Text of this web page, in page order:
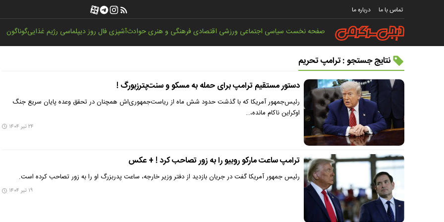
تماس با ما درباره ما
صفحه نخستسیاسی اجتماعی ورزشی اقتصادیفرهنگی و هنریحوادثآشپزیفال روزدیپلماسی رژیم غذاییگوناگون
نتایج جستجو : ترامپ تحریم
دستور مستقیم ترامپ برای حمله به مسکو و سنت‌پترزبورگ !
رئیس‌جمهور آمریکا که با گذشت حدود شش ماه از ریاست‌جمهوری‌اش همچنان در تحقق وعده پایان سریع جنگ
اوکراین ناکام مانده،…
۲۴ تیر ۱۴۰۴
ترامپ ساعت مارکو روبیو را به زور تصاحب کرد ! + عکس
رئیس جمهور آمریکا گفت در جریان بازدید از دفتر وزیر خارجه، ساعت پدربزرگ او را به زور تصاحب کرده است.
۱۹ تیر ۱۴۰۴